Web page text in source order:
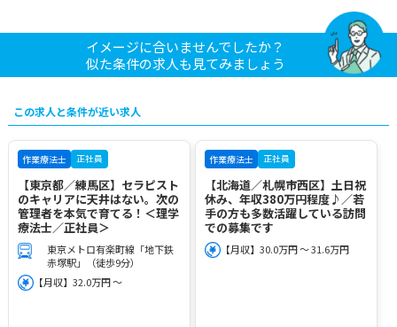
イメージに合いませんでしたか？
似た条件の求人も見てみましょう
この求人と条件が近い求人
作業療法士 正社員
【東京都／練馬区】セラピスト
のキャリアに天井はない。次の
管理者を本気で育てる！＜理学
療法士／正社員＞
東京メトロ有楽町線「地下鉄
赤塚駅」（徒歩9分）
【月収】32.0万円 ～
作業療法士 正社員
【北海道／札幌市西区】土日祝
休み、年収380万円程度♪／若
手の方も多数活躍している訪問
での募集です
【月収】30.0万円 ～ 31.6万円